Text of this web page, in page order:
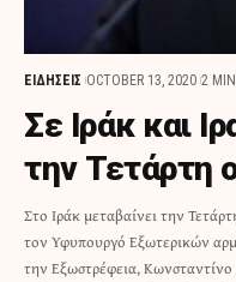
ΕΙΔΗΣΕΙΣ OCTOBER 13, 2020 2 MIN
Σε Ιράκ και
την Τετάρτη
Στο Ιράκ μεταβαίνει την
τον Υφυπουργό Εξωτερικών
την Εξωστρέφεια,